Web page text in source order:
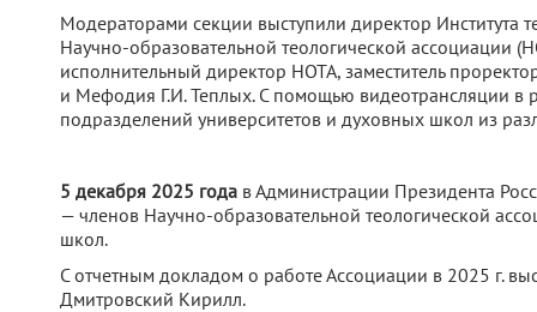
Модераторами секции выступили директор Института
Научно-образовательной теологической ассоциации
исполнительный директор НОТА, заместитель
и Мефодия Г.И. Теплых. С помощью видеотрансляции в
подразделений университетов и духовных школ из
5 декабря 2025 года в Администрации Президента
— членов Научно-образовательной теологической
школ.
С отчетным докладом о работе Ассоциации в 2025 г.
Дмитровский Кирилл.